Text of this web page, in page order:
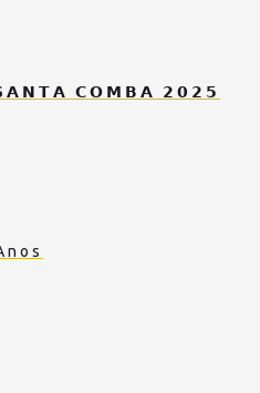
𝗖𝗢𝗠𝗕𝗔 𝟮𝟬𝟮𝟱